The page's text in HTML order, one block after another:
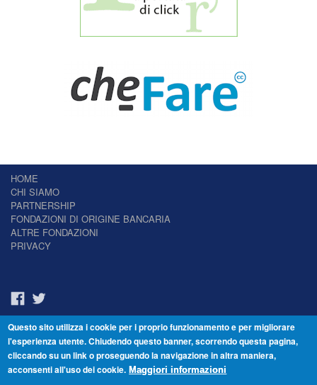
HOME
CHI SIAMO
PARTNERSHIP
FONDAZIONI DI ORIGINE BANCARIA
ALTRE FONDAZIONI
PRIVACY
Il Giornale delle Fondazioni - Periodico telematico
Reg. Tribunale n.7 del 22/07/2014 – ISSN 2421-2466
© Fondazione Venezia 2000 - Dorsoduro 3488/U - 30123 Venezia - Italia -
Questo sito utilizza i cookie per i proprio funzionamento e per migliorare
l'esperienza utente. Chiudendo questo banner, scorrendo questa pagina,
cliccando su un link o proseguendo la navigazione in altra maniera,
acconsenti all'uso dei cookie. Maggiori informazioni